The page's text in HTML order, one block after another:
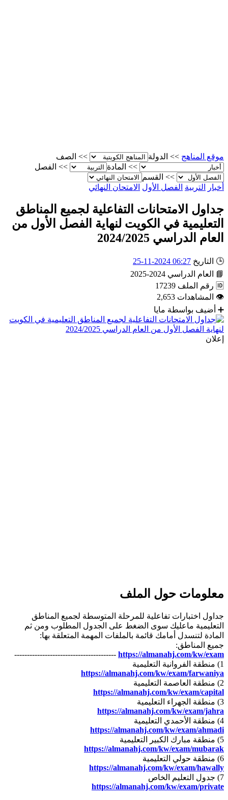
موقع المناهج >> الدولة >>
الصف
>>
المادة >>
الفصل
>>
القسم
أخبار
التربية الفصل الأول الامتحان النهائي
جداول الامتحانات التفاعلية لجميع المناطق
التعليمية في الكويت لنهاية الفصل الأول من
العام الدراسي 2024/2025
🕒 التاريخ 06:27 2024-11-25
📘
العام الدراسي 2024-2025
🆔 رقم الملف 17239
👁
المشاهدات 2,653
➕
أضيف بواسطة مايا
إعلان
معلومات حول الملف
جداول اختبارات تفاعلية للمرحلة المتوسطة لجميع المناطق
التعليمية ماعليك سوى الضغط على الجدول المطلوب ومن ثم
المادة لتنسدل أمامك قائمة بالملفات المهمة المتعلقة بها:
جميع المناطق:
https://almanahj.com/kw/exam
----------------------------------------
1) منطقة الفروانية التعليمية
https://almanahj.com/kw/exam/farwaniya
2) منطقة العاصمة التعليمية
https://almanahj.com/kw/exam/capital
3) منطقة الجهراء التعليمية
https://almanahj.com/kw/exam/jahra
4) منطقة الأحمدي التعليمية
https://almanahj.com/kw/exam/ahmadi
5) منطقة مبارك الكبير التعليمية
https://almanahj.com/kw/exam/mubarak
6) منطقة حولي التعليمية
https://almanahj.com/kw/exam/hawally
7) جدول التعليم الخاص
https://almanahj.com/kw/exam/private